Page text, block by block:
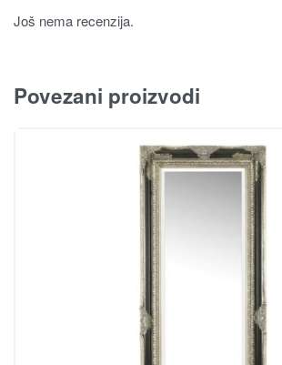
Još nema recenzija.
Povezani proizvodi